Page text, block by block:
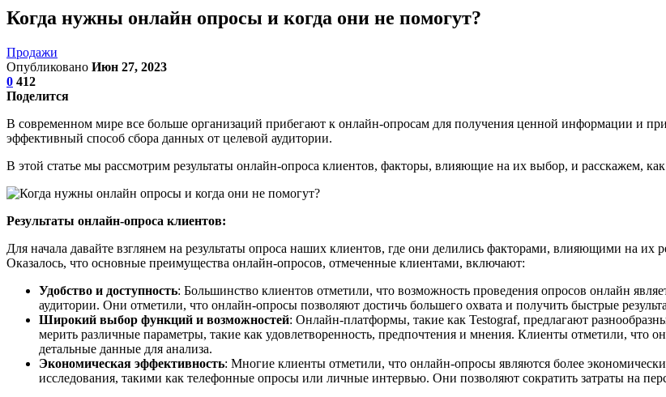
Когда нужны онлайн опросы и когда они не помогут?
Продажи
Опубликовано Июн 27, 2023
0 412
Поделится
В современном мире все больше организаций прибегают к онлайн-опросам для получения ценной информации и
эффективный способ сбора данных от целевой аудитории.
В этой статье мы рассмотрим результаты онлайн-опроса клиентов, факторы, влияющие на их выбор, и расскажем,
Результаты онлайн-опроса клиентов:
Для начала давайте взглянем на результаты опроса наших клиентов, где они делились факторами, влияющими на их
Оказалось, что основные преимущества онлайн-опросов, отмеченные клиентами, включают:
Удобство и доступность: Большинство клиентов отметили, что возможность проведения опросов онлайн
аудитории. Они отметили, что онлайн-опросы позволяют достичь большего охвата и получить быстрые
Широкий выбор функций и возможностей: Онлайн-платформы, такие как Testograf, предлагают
мерить различные параметры, такие как удовлетворенность, предпочтения и мнения. Клиенты отметили, что
детальные данные для анализа.
Экономическая эффективность: Многие клиенты отметили, что онлайн-опросы являются более
исследования, такими как телефонные опросы или личные интервью. Они позволяют сократить затраты на